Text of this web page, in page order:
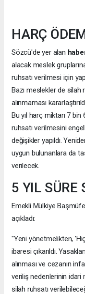
HARÇ
Sözcü'de yer alan
alacak meslek
ruhsatı verilmesi için
Bazı meslekler de silah
alınmaması
Bu yıl harç miktarı 7
ruhsatı verilmesini
değişikler yapıldı.
uygun bulunanlara da
verilecek.
5 YIL SÜRE
Emekli Mülkiye
açıkladı:
"Yeni yönetmelikten,
ibaresi çıkarıldı.
alınması ve cezanın
veriliş nedenlerinin idari
silah ruhsatı